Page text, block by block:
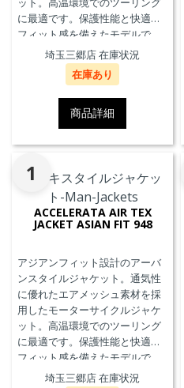
に最適です。保護性能と快適な
フィット感を備えたモデルで
埼玉三郷店 在庫状況
在庫あり
商品詳細
1
ACCELERATA AIR TEX
JACKET ASIAN FIT 948
アジアンフィット設計のアーバ
ンスタイルジャケット。通気性
に優れたエアメッシュ素材を採
用したモーターサイクルジャケ
ット。高温環境でのツーリング
に最適です。保護性能と快適な
フィット感を備えたモデルで
埼玉三郷店 在庫状況